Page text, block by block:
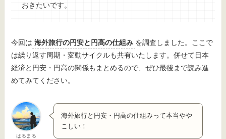
おきたいです。
今回は 海外旅行の円安と円高の仕組み を調査しました。ここで
は繰り返す周期・変動サイクルも共有いたします。併せて日本
経済と円安・円高の関係もまとめるので、ぜひ最後まで読み進
めてみてください。
はるまる
海外旅行と円安・円高の仕組みって本当やや
こしい！